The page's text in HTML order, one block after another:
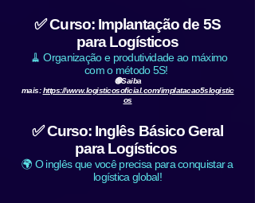
✅ Curso: Implantação de 5S
para Logísticos
🧹 Organização e produtividade ao máximo
com o método 5S!
🟢Saiba
mais:https://www.logisticosoficial.com/implatacao5slogistic
os
✅ Curso: Inglês Básico Geral
para Logísticos
🌍 O inglês que você precisa para conquistar a
logística global!